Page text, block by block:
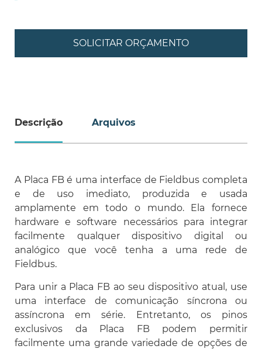
SOLICITAR ORÇAMENTO
Descrição Arquivos
A Placa FB é uma interface de Fieldbus completa
e de uso imediato, produzida e usada
amplamente em todo o mundo. Ela fornece
hardware e software necessários para integrar
facilmente qualquer dispositivo digital ou
analógico que você tenha a uma rede de
Fieldbus.
Para unir a Placa FB ao seu dispositivo atual, use
uma interface de comunicação síncrona ou
assíncrona em série. Entretanto, os pinos
exclusivos da Placa FB podem permitir
facilmente uma grande variedade de opções de